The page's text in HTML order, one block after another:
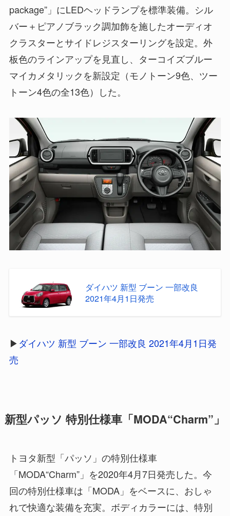
package”」にLEDヘッドランプを標準装備。シル
バー＋ピアノブラック調加飾を施したオーディオ
クラスターとサイドレジスターリングを設定。外
板色のラインアップを見直し、ターコイズブルー
マイカメタリックを新設定（モノトーン9色、ツー
トーン4色の全13色）した。
ダイハツ 新型 ブーン 一部改良
2021年4月1日発売
▶ダイハツ 新型 ブーン 一部改良 2021年4月1日発
売
新型パッソ 特別仕様車「MODA“Charm”」
トヨタ新型「パッソ」の特別仕様車
「MODA“Charm”」を2020年4月7日発売した。今
回の特別仕様車は「MODA」をベースに、おしゃ
れで快適な装備を充実。ボディカラーには、特別